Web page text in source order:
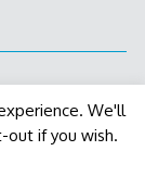
We'll
out if you wish.